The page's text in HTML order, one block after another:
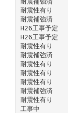
耐震性有り
耐震補強済
H26工事予定
H26工事予定
耐震性有り
耐震補強済
耐震性有り
耐震性有り
耐震性有り
耐震補強済
耐震性有り
工事中